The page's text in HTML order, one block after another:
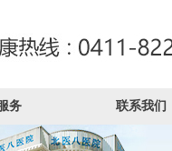
务 联系我们